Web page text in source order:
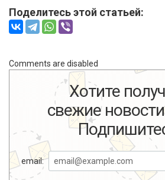
Поделитесь этой статьей:
Comments are disabled
Хотите
свежие
email: